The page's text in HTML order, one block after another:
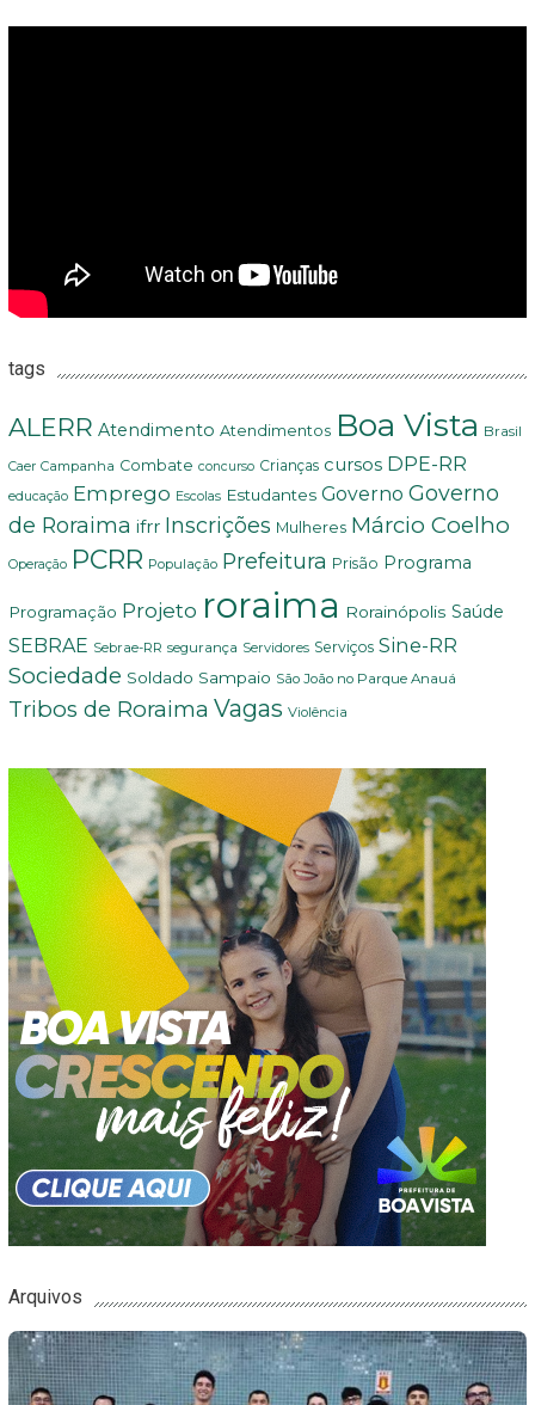
tags
ALERR Atendimento Atendimentos Boa Vista Brasil
Caer Campanha Combate concurso Crianças cursos DPE-RR
educação Emprego Escolas Estudantes Governo Governo
de Roraima ifrr Inscrições Mulheres Márcio Coelho
Operação PCRR População Prefeitura Prisão Programa
Programação Projeto roraima Rorainópolis Saúde
SEBRAE Sebrae-RR segurança Servidores Serviços Sine-RR
Sociedade Soldado Sampaio São João no Parque Anauá
Tribos de Roraima Vagas Violência
Arquivos